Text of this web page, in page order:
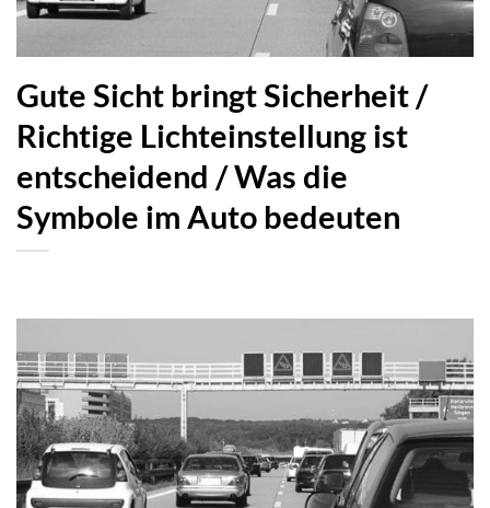
Gute Sicht bringt Sicherheit /
Richtige Lichteinstellung ist
entscheidend / Was die
Symbole im Auto bedeuten